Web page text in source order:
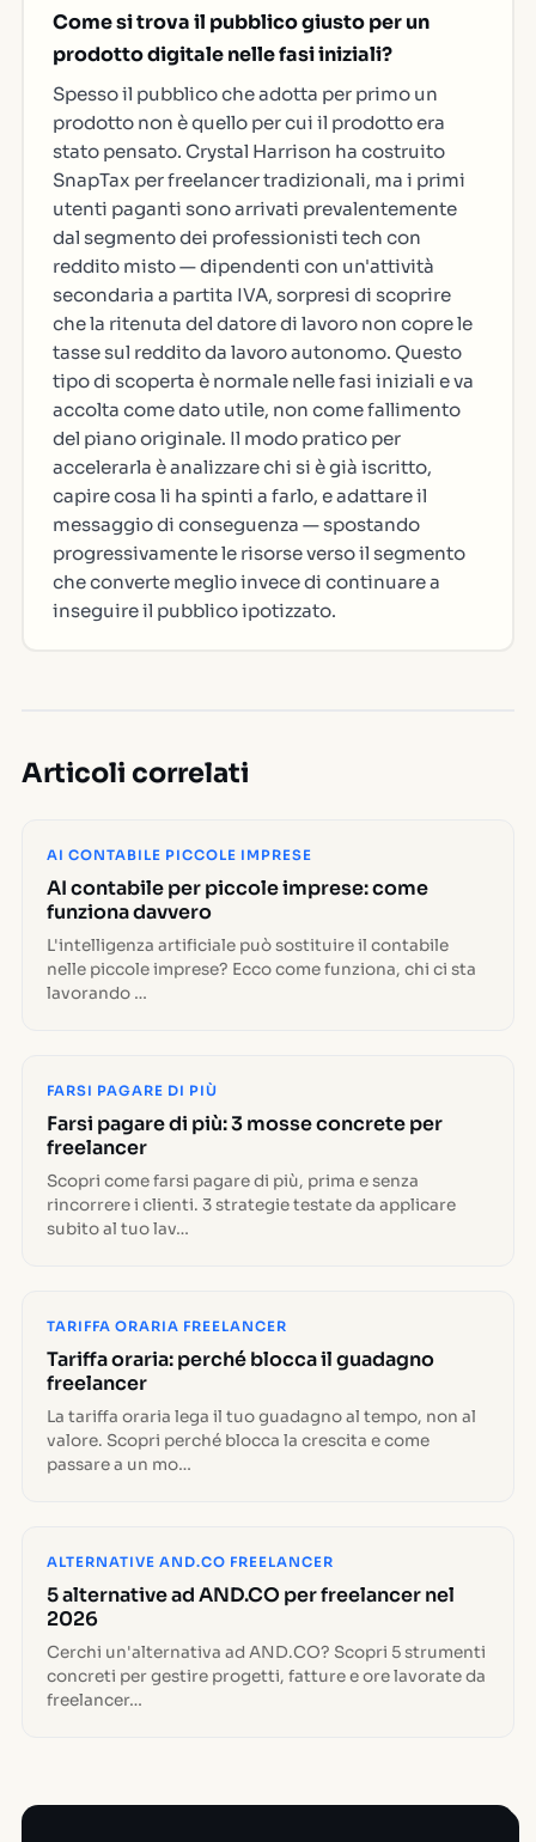
Come si trova il pubblico giusto per un
prodotto digitale nelle fasi iniziali?
Spesso il pubblico che adotta per primo un
prodotto non è quello per cui il prodotto era
stato pensato. Crystal Harrison ha costruito
SnapTax per freelancer tradizionali, ma i primi
utenti paganti sono arrivati prevalentemente
dal segmento dei professionisti tech con
reddito misto — dipendenti con un'attività
secondaria a partita IVA, sorpresi di scoprire
che la ritenuta del datore di lavoro non copre le
tasse sul reddito da lavoro autonomo. Questo
tipo di scoperta è normale nelle fasi iniziali e va
accolta come dato utile, non come fallimento
del piano originale. Il modo pratico per
accelerarla è analizzare chi si è già iscritto,
capire cosa li ha spinti a farlo, e adattare il
messaggio di conseguenza — spostando
progressivamente le risorse verso il segmento
che converte meglio invece di continuare a
inseguire il pubblico ipotizzato.
Articoli correlati
AI CONTABILE PICCOLE IMPRESE
AI contabile per piccole imprese: come
funziona davvero
L'intelligenza artificiale può sostituire il contabile
nelle piccole imprese? Ecco come funziona, chi ci sta
lavorando …
FARSI PAGARE DI PIÙ
Farsi pagare di più: 3 mosse concrete per
freelancer
Scopri come farsi pagare di più, prima e senza
rincorrere i clienti. 3 strategie testate da applicare
subito al tuo lav…
TARIFFA ORARIA FREELANCER
Tariffa oraria: perché blocca il guadagno
freelancer
La tariffa oraria lega il tuo guadagno al tempo, non al
valore. Scopri perché blocca la crescita e come
passare a un mo…
ALTERNATIVE AND.CO FREELANCER
5 alternative ad AND.CO per freelancer nel
2026
Cerchi un'alternativa ad AND.CO? Scopri 5 strumenti
concreti per gestire progetti, fatture e ore lavorate da
freelancer…